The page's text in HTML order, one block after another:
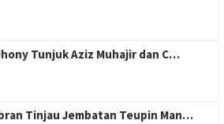
Tunjuk Aziz Muhajir dan C…
Tinjau Jembatan Teupin Man…